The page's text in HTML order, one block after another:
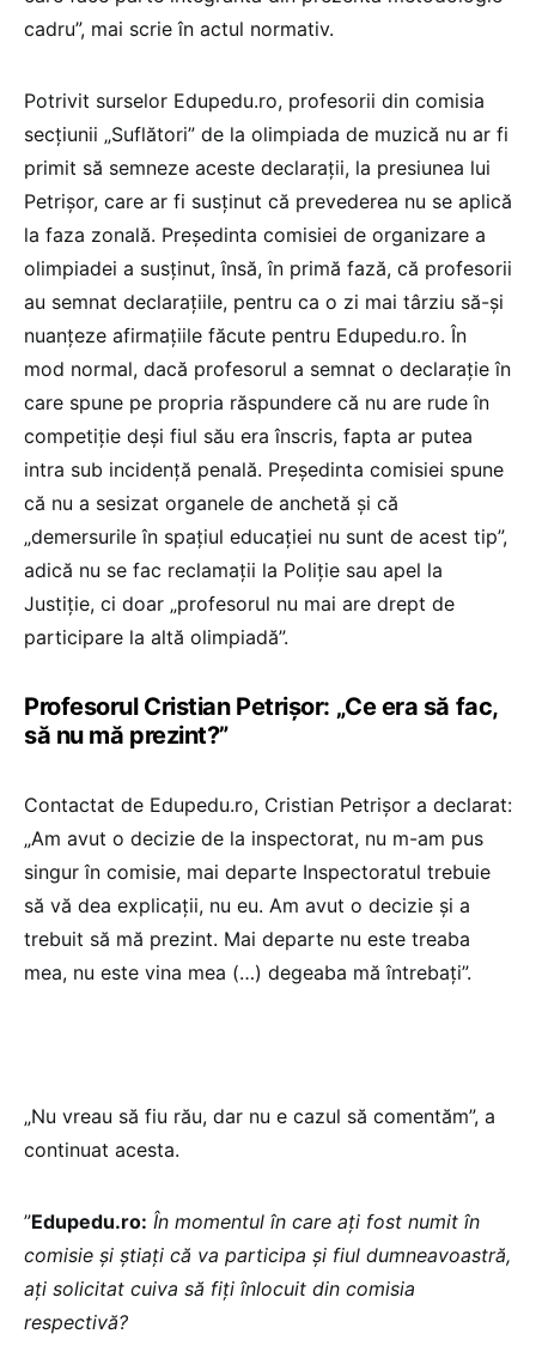
cadru”, mai scrie în actul normativ.
Potrivit surselor Edupedu.ro, profesorii din comisia
secțiunii „Suflători” de la olimpiada de muzică nu ar fi
primit să semneze aceste declarații, la presiunea lui
Petrișor, care ar fi susținut că prevederea nu se aplică
la faza zonală. Președinta comisiei de organizare a
olimpiadei a susținut, însă, în primă fază, că profesorii
au semnat declarațiile, pentru ca o zi mai târziu să-și
nuanțeze afirmațiile făcute pentru Edupedu.ro. În
mod normal, dacă profesorul a semnat o declarație în
care spune pe propria răspundere că nu are rude în
competiție deși fiul său era înscris, fapta ar putea
intra sub incidență penală. Președinta comisiei spune
că nu a sesizat organele de anchetă și că
„demersurile în spațiul educației nu sunt de acest tip”,
adică nu se fac reclamații la Poliție sau apel la
Justiție, ci doar „profesorul nu mai are drept de
participare la altă olimpiadă”.
Profesorul Cristian Petrișor: „Ce era să fac,
să nu mă prezint?”
Contactat de Edupedu.ro, Cristian Petrișor a declarat:
„Am avut o decizie de la inspectorat, nu m-am pus
singur în comisie, mai departe Inspectoratul trebuie
să vă dea explicații, nu eu. Am avut o decizie și a
trebuit să mă prezint. Mai departe nu este treaba
mea, nu este vina mea (…) degeaba mă întrebați”.
„Nu vreau să fiu rău, dar nu e cazul să comentăm”, a
continuat acesta.
”Edupedu.ro: În momentul în care ați fost numit în
comisie și știați că va participa și fiul dumneavoastră,
ați solicitat cuiva să fiți înlocuit din comisia
respectivă?